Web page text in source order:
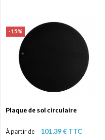
-15%
Plaque de sol circulaire
À partir de 101,39 € TTC